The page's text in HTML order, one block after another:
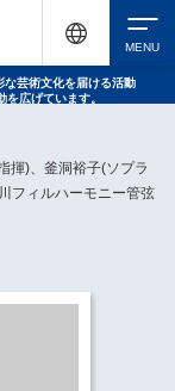
芸術文化を届ける活動
広げています。
検索
揮)、釜洞裕子(ソプラ
フィルハーモニー管弦